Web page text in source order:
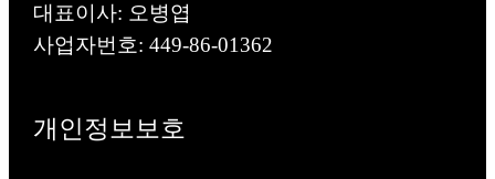
대표이사: 오병엽
사업자번호: 449-86-01362
개인정보보호